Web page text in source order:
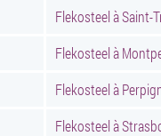
Flekosteel à Saint-
Flekosteel à
Flekosteel à
Flekosteel à